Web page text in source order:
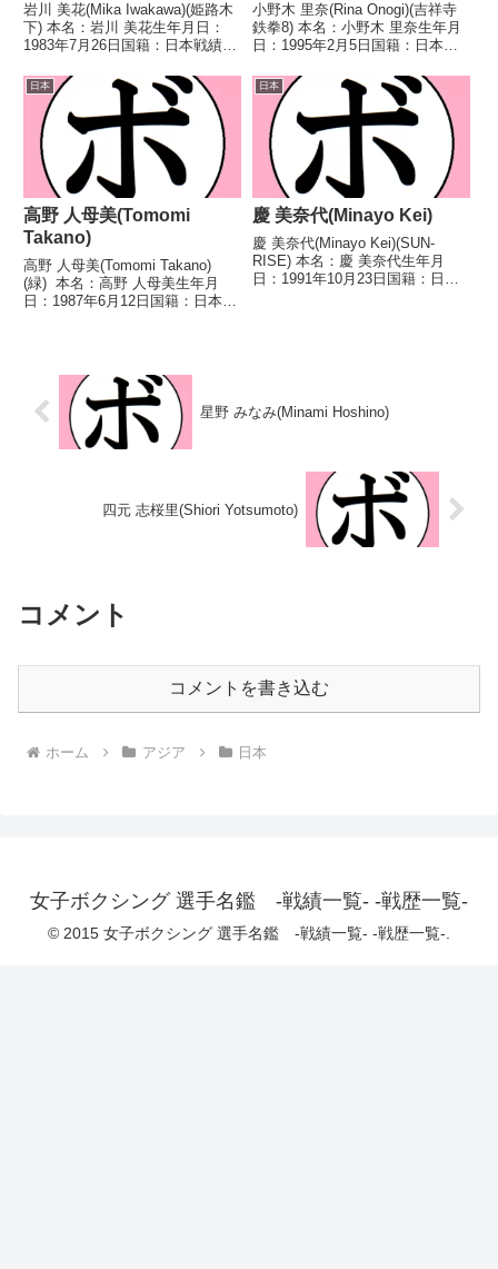
岩川 美花(Mika Iwakawa)(姫路木
下) 本名：岩川 美花生年月日：
1983年7月26日国籍：日本戦績：
イトル】2010年度全日本女子選
手権フライ級優勝(アマチュア)第
5代OPBF東洋太平...
小野木 里奈(Rina Onogi)(吉祥寺
鉄拳8) 本名：小野木 里奈生年月
日：1995年2月5日国籍：日本戦
し 【戦歴】なし 【補足情報】・
東京都出身。・2013年12月にC級
ライセンス取得。・女優業を務め
る...
日本
高野 人母美(Tomomi
Takano)
高野 人母美(Tomomi Takano)
(緑) 本名：高野 人母美生年月
日：1987年6月12日国籍：日本戦
座 【戦歴】2013/...
日本
慶 美奈代(Minayo Kei)
慶 美奈代(Minayo Kei)(SUN-
RISE) 本名：慶 美奈代生年月
日：1991年10月23日国籍：日本
星野 みなみ(Minami Hoshino)
四元 志桜里(Shiori Yotsumoto)
コメント
コメントを書き込む
ホーム アジア 日本
女子ボクシング 選手名鑑 -戦績一覧- -戦歴一覧-
© 2015 女子ボクシング 選手名鑑 -戦績一覧- -戦歴一覧-.